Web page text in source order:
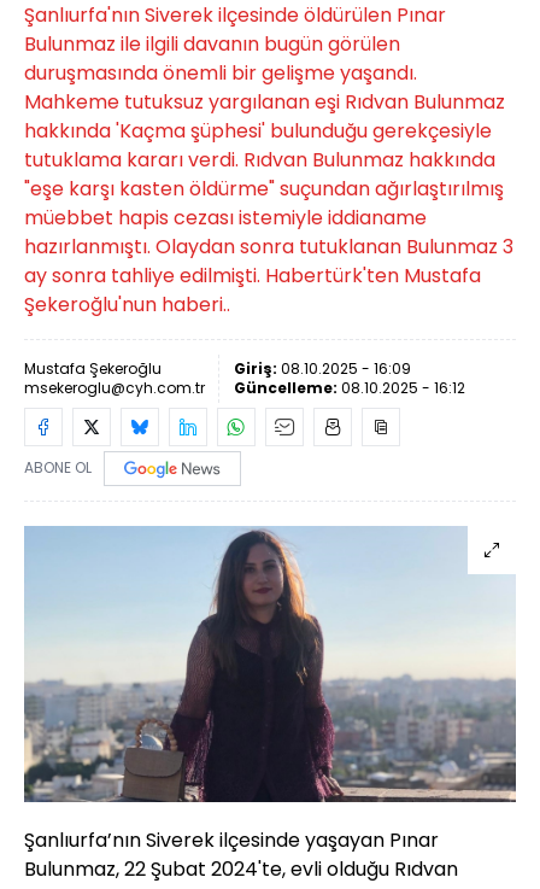
Şanlıurfa'nın Siverek ilçesinde öldürülen Pınar
Bulunmaz ile ilgili davanın bugün görülen
duruşmasında önemli bir gelişme yaşandı.
Mahkeme tutuksuz yargılanan eşi Rıdvan Bulunmaz
hakkında 'Kaçma şüphesi' bulunduğu gerekçesiyle
tutuklama kararı verdi. Rıdvan Bulunmaz hakkında
"eşe karşı kasten öldürme" suçundan ağırlaştırılmış
müebbet hapis cezası istemiyle iddianame
hazırlanmıştı. Olaydan sonra tutuklanan Bulunmaz 3
ay sonra tahliye edilmişti. Habertürk'ten Mustafa
Şekeroğlu'nun haberi..
Mustafa Şekeroğlu
msekeroglu@cyh.com.tr
Giriş: 08.10.2025 - 16:09
Güncelleme: 08.10.2025 - 16:12
ABONE OL
Şanlıurfa’nın Siverek ilçesinde yaşayan Pınar
Bulunmaz, 22 Şubat 2024'te, evli olduğu Rıdvan